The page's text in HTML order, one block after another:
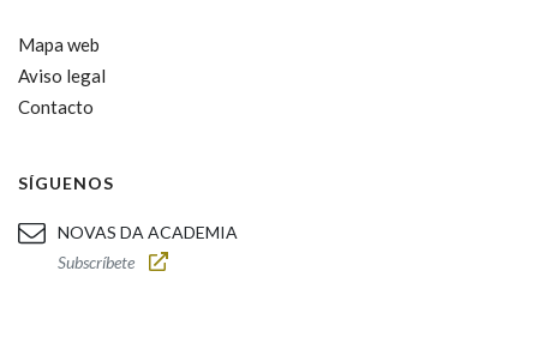
Mapa web
Aviso legal
Contacto
SÍGUENOS
NOVAS DA ACADEMIA
Subscríbete